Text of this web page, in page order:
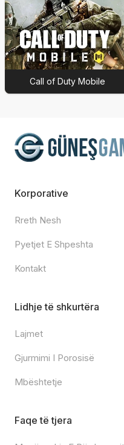
Call of Duty Mobile
Korporative
Rreth Nesh
Pyetjet E Shpeshta
Kontakt
Lidhje të shkurtëra
Lajmet
Gjurmimi I Porosisë
Mbështetje
Faqe të tjera